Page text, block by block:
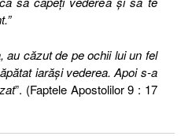
au căzut de pe ochii lui un fel
iarăşi vederea. Apoi s-a
”. (Faptele Apostolilor 9 : 17